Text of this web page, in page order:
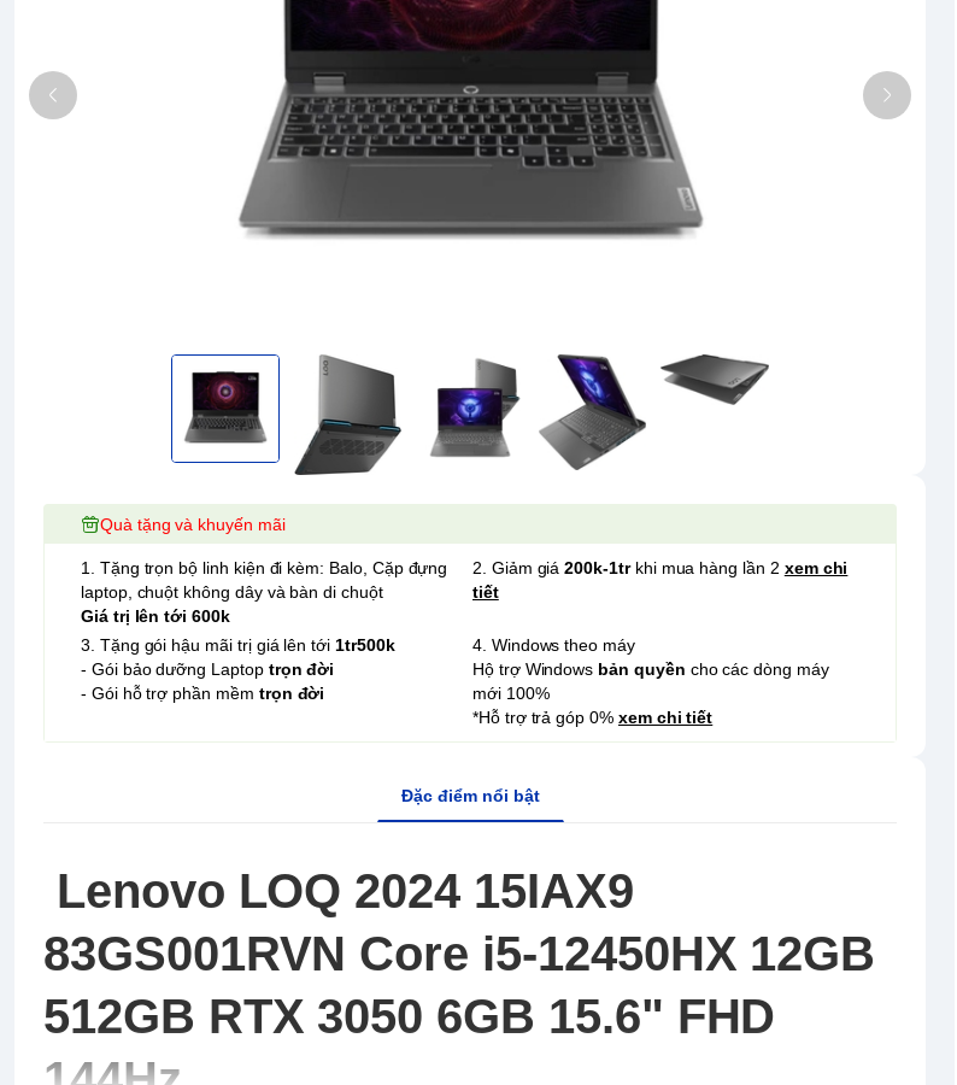
Quà tặng và khuyến mãi
1. Tặng trọn bộ linh kiện đi kèm: Balo, Cặp đựng
laptop, chuột không dây và bàn di chuột
Giá trị lên tới 600k
2. Giảm giá200k-1trkhi mua hàng lần 2 xem chi
tiết
3. Tặng gói hậu mãi trị giá lên tới 1tr500k
- Gói bảo dưỡng Laptop trọn đời
- Gói hỗ trợ phần mềm trọn đời
4. Windows theo máy
Hộ trợ Windows bản quyền cho các dòng máy
mới 100%
*Hỗ trợ trả góp 0% xem chi tiết
Đặc điểm nổi bật
Lenovo LOQ 2024 15IAX9
83GS001RVN Core i5-12450HX 12GB
512GB RTX 3050 6GB 15.6" FHD